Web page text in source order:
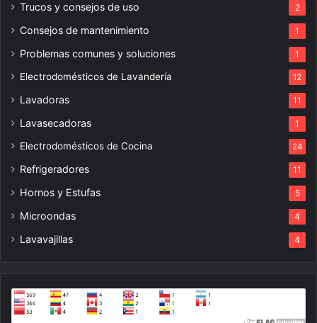
Trucos y consejos de uso 2
Consejos de mantenimiento 1
Problemas comunes y soluciones 1
Electrodomésticos de Lavandería 12
Lavadoras 11
Lavasecadoras 1
Electrodomésticos de Cocina 24
Refrigeradores 11
Hornos y Estufas 5
Microondas 4
Lavavajillas 4